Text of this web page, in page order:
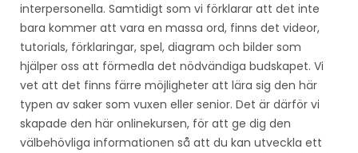
interpersonella. Samtidigt som vi förklarar att det inte
bara kommer att vara en massa ord, finns det videor,
tutorials, förklaringar, spel, diagram och bilder som
hjälper oss att förmedla det nödvändiga budskapet. Vi
vet att det finns färre möjligheter att lära sig den här
typen av saker som vuxen eller senior. Det är därför vi
skapade den här onlinekursen, för att ge dig den
välbehövliga informationen så att du kan utveckla ett